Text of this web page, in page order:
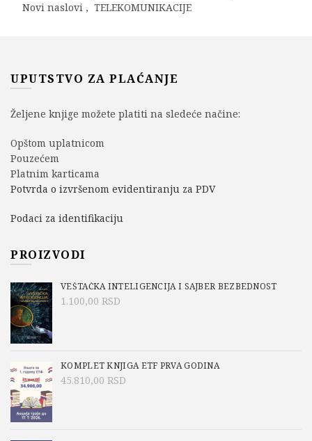
Novi naslovi , TELEKOMUNIKACIJE
UPUTSTVO ZA PLAĆANJE
Željene knjige možete platiti na sledeće načine:
Opštom uplatnicom
Pouzećem
Platnim karticama
Potvrda o izvršenom evidentiranju za PDV
Podaci za identifikaciju
PROIZVODI
VEŠTAČKA INTELIGENCIJA I SAJBER BEZBEDNOST
1.100,00 RSD
KOMPLET KNJIGA ETF PRVA GODINA
45.810,00 RSD